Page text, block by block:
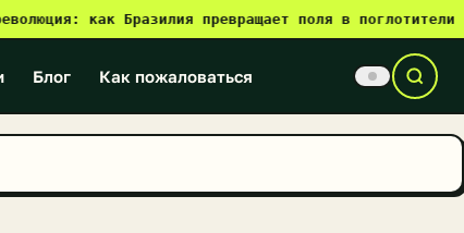
как Бразилия превращает поля в поглотители CO₂●
Блог Как пожаловаться